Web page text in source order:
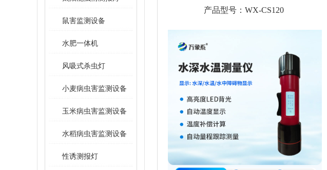
鼠害监测设备
水肥一体机
风吸式杀虫灯
小麦病虫害监测设备
玉米病虫害监测设备
水稻病虫害监测设备
性诱测报灯
产品型号：WX-CS120